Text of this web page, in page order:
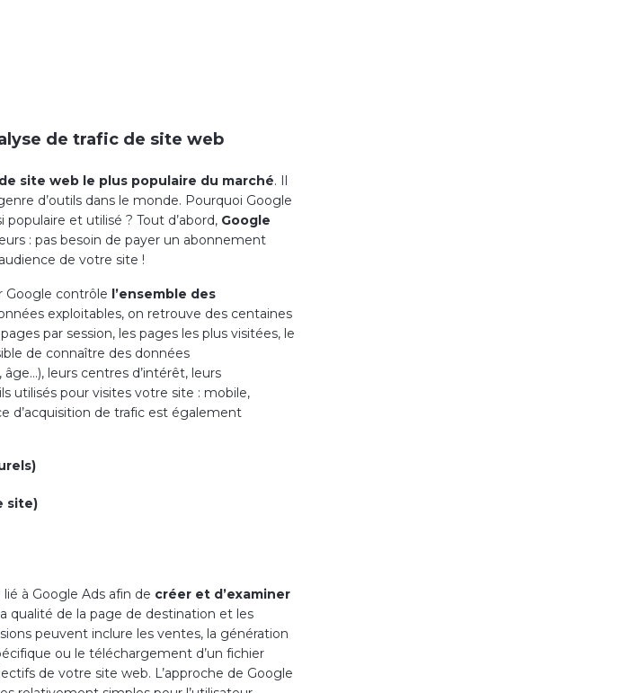
de trafic de site web
site web le plus populaire du marché. Il
d’outils dans le monde. Pourquoi Google
et utilisé ? Tout d’abord, Google
: pas besoin de payer un abonnement
de votre site !
Google contrôle l’ensemble des
exploitables, on retrouve des centaines
par session, les pages les plus visitées, le
de connaître des données
leurs centres d’intérêt, leurs
utilisés pour visites votre site : mobile,
d’acquisition de trafic est également
site)
à Google Ads afin de créer et d’examiner
qualité de la page de destination et les
peuvent inclure les ventes, la génération
ou le téléchargement d’un fichier
de votre site web. L’approche de Google